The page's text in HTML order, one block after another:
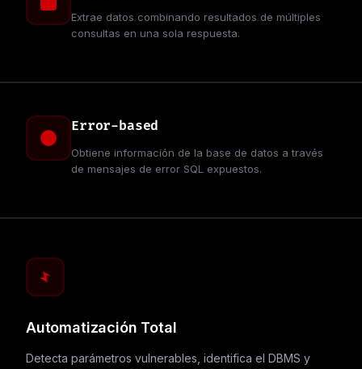
Extrae datos combinando resultados de múltiples
consultas en una sola respuesta.
Error-based
Obtiene información de la base de datos a través
de mensajes de error SQL expuestos.
Automatización Total
Detecta parámetros vulnerables, identifica el DBMS y